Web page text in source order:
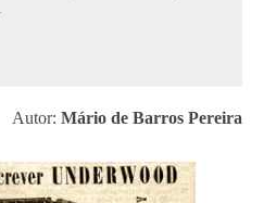
Autor: Mário de Barros Pereira